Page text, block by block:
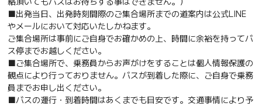
■出発当日、出発時刻間際のご集合場所までの道案内は公式LINE
やメールにおいて対応いたしかねます。
ご集合場所は事前にご自身でお確かめの上、時間に余裕を持ってバ
ス停までお越しください。
■ご集合場所で、乗務員からお声がけをすることは個人情報保護の
観点により行っておりません。バスが到着した際に、ご自身で乗務
員までお申し出ください。
■バスの運行・到着時間はあくまでも目安です。交通事情により予